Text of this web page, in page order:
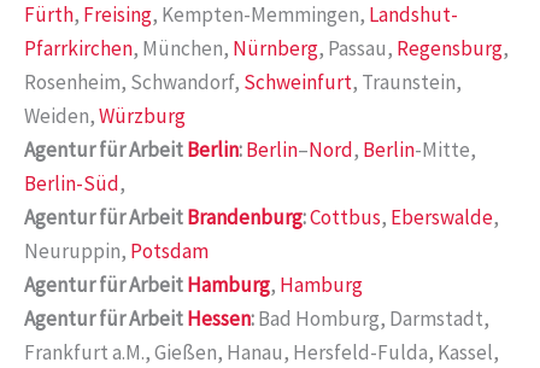
Fürth, Freising, Kempten-Memmingen, Landshut-
Pfarrkirchen, München, Nürnberg, Passau, Regensburg,
Rosenheim, Schwandorf, Schweinfurt, Traunstein,
Weiden,Würzburg
Agentur für ArbeitBerlin:Berlin–Nord, Berlin-Mitte,
Berlin-Süd,
Agentur für ArbeitBrandenburg:Cottbus, Eberswalde,
Neuruppin, Potsdam
Agentur für ArbeitHamburg, Hamburg
Agentur für ArbeitHessen:Bad Homburg, Darmstadt,
Frankfurt a.M., Gießen, Hanau, Hersfeld-Fulda, Kassel,